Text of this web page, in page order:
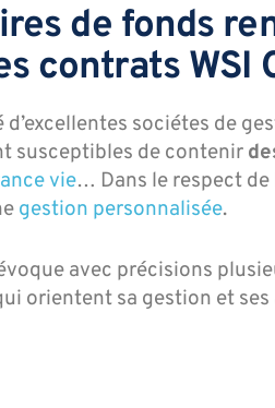
de fonds
contrats WSI
sociétes de
susceptibles de contenir
vie… Dans le respect
gestion personnalisée.
avec précisions
orientent sa gestion et